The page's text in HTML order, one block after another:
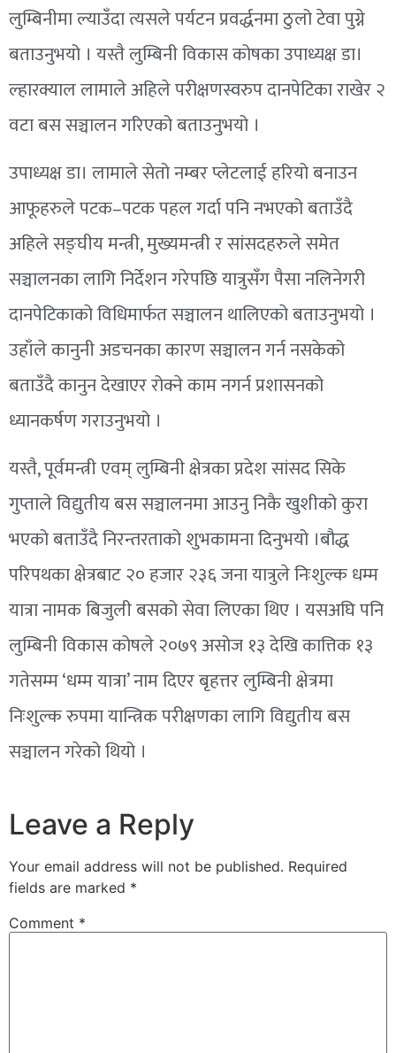
लुम्बिनीमा ल्याउँदा त्यसले पर्यटन प्रवर्द्धनमा ठुलो टेवा पुग्ने
बताउनुभयो । यस्तै लुम्बिनी विकास कोषका उपाध्यक्ष डा।
ल्हारक्याल लामाले अहिले परीक्षणस्वरुप दानपेटिका राखेर २
वटा बस सञ्चालन गरिएको बताउनुभयो ।
उपाध्यक्ष डा। लामाले सेतो नम्बर प्लेटलाई हरियो बनाउन
आफूहरुले पटक–पटक पहल गर्दा पनि नभएको बताउँदै
अहिले सङ्घीय मन्त्री, मुख्यमन्त्री र सांसदहरुले समेत
सञ्चालनका लागि निर्देशन गरेपछि यात्रुसँग पैसा नलिनेगरी
दानपेटिकाको विधिमार्फत सञ्चालन थालिएको बताउनुभयो ।
उहाँले कानुनी अडचनका कारण सञ्चालन गर्न नसकेको
बताउँदै कानुन देखाएर रोक्ने काम नगर्न प्रशासनको
ध्यानकर्षण गराउनुभयो ।
यस्तै, पूर्वमन्त्री एवम् लुम्बिनी क्षेत्रका प्रदेश सांसद सिके
गुप्ताले विद्युतीय बस सञ्चालनमा आउनु निकै खुशीको कुरा
भएको बताउँदै निरन्तरताको शुभकामना दिनुभयो ।बौद्ध
परिपथका क्षेत्रबाट २० हजार २३६ जना यात्रुले निःशुल्क धम्म
यात्रा नामक बिजुली बसको सेवा लिएका थिए । यसअघि पनि
लुम्बिनी विकास कोषले २०७९ असोज १३ देखि कात्तिक १३
गतेसम्म ‘धम्म यात्रा’ नाम दिएर बृहत्तर लुम्बिनी क्षेत्रमा
निःशुल्क रुपमा यान्त्रिक परीक्षणका लागि विद्युतीय बस
सञ्चालन गरेको थियो ।
Leave a Reply
Your email address will not be published. Required
fields are marked *
Comment *